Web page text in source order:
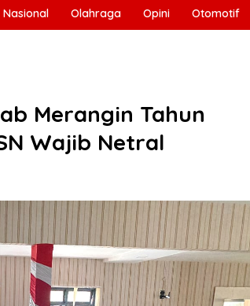
Nasional Olahraga Opini Otomotif
Merangin Tahun
Wajib Netral